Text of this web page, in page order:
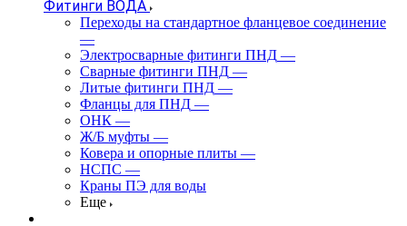
Фитинги ВОДА
Переходы на стандартное фланцевое соединение
—
Электросварные фитинги ПНД —
Сварные фитинги ПНД —
Литые фитинги ПНД —
Фланцы для ПНД —
ОНК —
Ж/Б муфты —
Ковера и опорные плиты —
НСПС —
Краны ПЭ для воды
Еще